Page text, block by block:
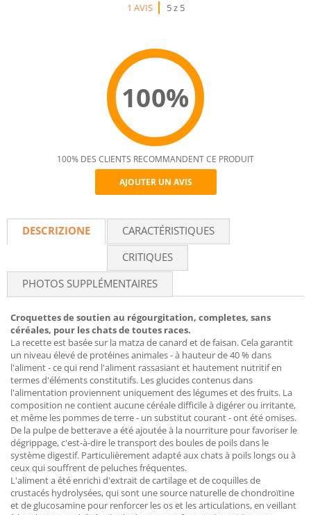
1 AVIS
5 z 5
100%
Recommend
100% DES CLIENTS RECOMMANDENT CE PRODUIT
AJOUTER UN AVIS
DESCRIZIONE
CARACTÉRISTIQUES
CRITIQUES
PHOTOS SUPPLÉMENTAIRES
Croquettes de soutien au régourgitation, completes, sans
céréales, pour les chats de toutes races.
La recette est basée sur la matza de canard et de faisan. Cela garantit
un niveau élevé de protéines animales - à hauteur de 40 % dans
l'aliment - ce qui rend l'aliment rassasiant et hautement nutritif en
termes d'éléments constitutifs. Les glucides contenus dans
l'alimentation proviennent uniquement des légumes et des fruits. La
composition ne contient aucune céréale difficile à digérer ou irritante,
et même les pommes de terre - un substitut courant - ont été omises.
De la pulpe de betterave a été ajoutée à la nourriture pour favoriser le
dégrippage, c'est-à-dire le transport des boules de poils dans le
système digestif. Particulièrement adapté aux chats à poils longs ou à
ceux qui souffrent de peluches fréquentes.
L'aliment a été enrichi d'extrait de cartilage et de coquilles de
crustacés hydrolysées, qui sont une source naturelle de chondroïtine
et de glucosamine pour renforcer les os et les articulations, en veillant